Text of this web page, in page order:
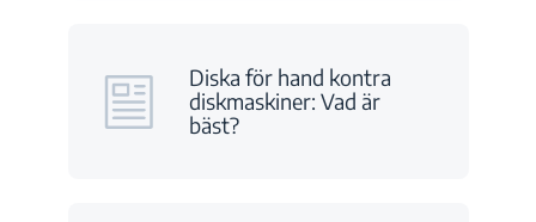
Diska för hand kontra
diskmaskiner: Vad är
bäst?